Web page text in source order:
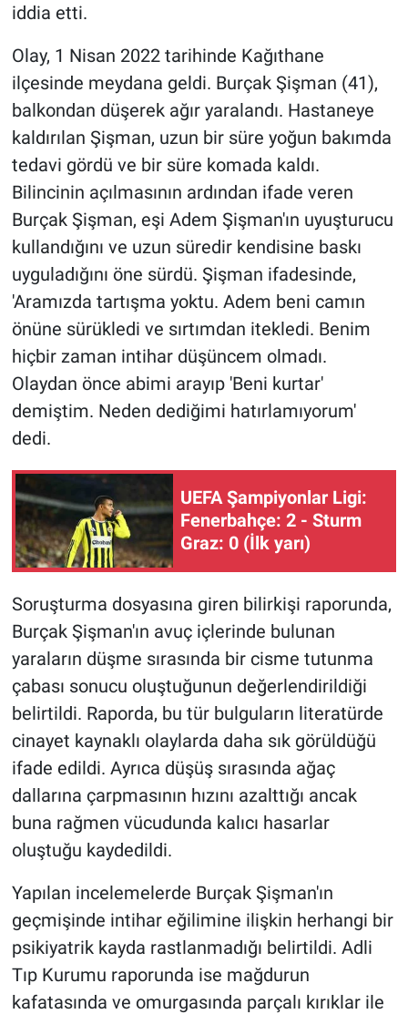
iddia etti.
Olay, 1 Nisan 2022 tarihinde Kağıthane
ilçesinde meydana geldi. Burçak Şişman (41),
balkondan düşerek ağır yaralandı. Hastaneye
kaldırılan Şişman, uzun bir süre yoğun bakımda
tedavi gördü ve bir süre komada kaldı.
Bilincinin açılmasının ardından ifade veren
Burçak Şişman, eşi Adem Şişman'ın uyuşturucu
kullandığını ve uzun süredir kendisine baskı
uyguladığını öne sürdü. Şişman ifadesinde,
'Aramızda tartışma yoktu. Adem beni camın
önüne sürükledi ve sırtımdan itekledi. Benim
hiçbir zaman intihar düşüncem olmadı.
Olaydan önce abimi arayıp 'Beni kurtar'
demiştim. Neden dediğimi hatırlamıyorum'
dedi.
UEFA Şampiyonlar Ligi:
Fenerbahçe: 2 - Sturm
Graz: 0 (İlk yarı)
Soruşturma dosyasına giren bilirkişi raporunda,
Burçak Şişman'ın avuç içlerinde bulunan
yaraların düşme sırasında bir cisme tutunma
çabası sonucu oluştuğunun değerlendirildiği
belirtildi. Raporda, bu tür bulguların literatürde
cinayet kaynaklı olaylarda daha sık görüldüğü
ifade edildi. Ayrıca düşüş sırasında ağaç
dallarına çarpmasının hızını azalttığı ancak
buna rağmen vücudunda kalıcı hasarlar
oluştuğu kaydedildi.
Yapılan incelemelerde Burçak Şişman'ın
geçmişinde intihar eğilimine ilişkin herhangi bir
psikiyatrik kayda rastlanmadığı belirtildi. Adli
Tıp Kurumu raporunda ise mağdurun
kafatasında ve omurgasında parçalı kırıklar ile